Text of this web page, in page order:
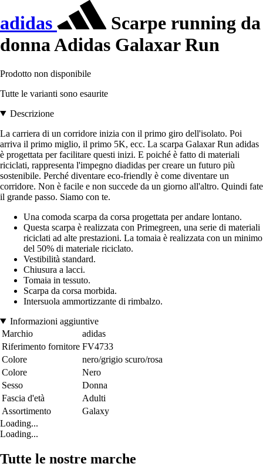
adidas
Scarpe running da
donna Adidas Galaxar Run
Prodotto non disponibile
Tutte le varianti sono esaurite
Descrizione
La carriera di un corridore inizia con il primo giro dell'isolato. Poi
arriva il primo miglio, il primo 5K, ecc. La scarpa Galaxar Run adidas
è progettata per facilitare questi inizi. E poiché è fatto di materiali
riciclati, rappresenta l'impegno diadidas per creare un futuro più
sostenibile. Perché diventare eco-friendly è come diventare un
corridore. Non è facile e non succede da un giorno all'altro. Quindi fate
il grande passo. Siamo con te.
Una comoda scarpa da corsa progettata per andare lontano.
Questa scarpa è realizzata con Primegreen, una serie di materiali
riciclati ad alte prestazioni. La tomaia è realizzata con un minimo
del 50% di materiale riciclato.
Vestibilità standard.
Chiusura a lacci.
Tomaia in tessuto.
Scarpa da corsa morbida.
Intersuola ammortizzante di rimbalzo.
Informazioni aggiuntive
Marchio
adidas
Riferimento fornitore FV4733
Colore
nero/grigio scuro/rosa
Colore
Nero
Sesso
Donna
Fascia d'età
Adulti
Assortimento
Galaxy
Loading...
Loading...
Tutte le nostre marche